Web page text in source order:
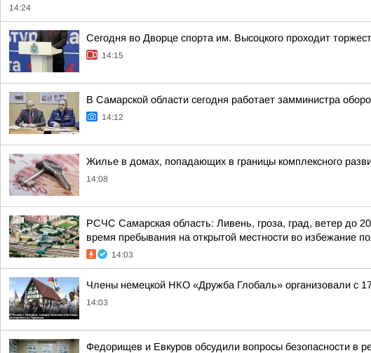
14:24
Сегодня во Дворце спорта им. Высоцкого проходит
14:15
В Самарской области сегодня работает замминистра
14:12
Жилье в домах, попадающих в границы комплексного
14:08
РСЧС Самарская область: Ливень, гроза, град, ветер до
время пребывания на открытой местности во избежание
14:03
Члены немецкой НКО «Дружба Глобаль» организовали с
14:03
Федорищев и Евкуров обсудили вопросы безопасности в